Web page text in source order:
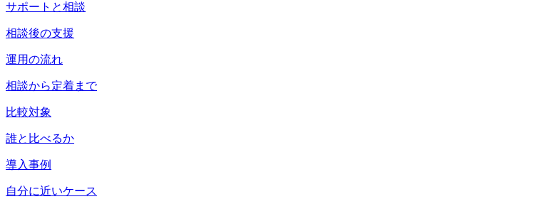
サポートと相談
相談後の支援
運用の流れ
相談から定着まで
比較対象
誰と比べるか
導入事例
自分に近いケース